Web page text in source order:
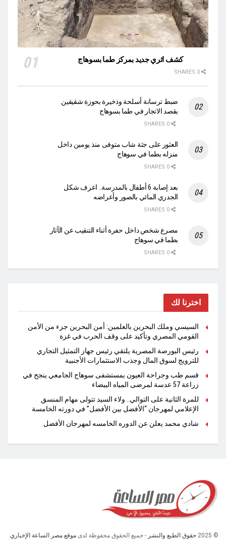
كشف اثري جديد بمركز طما بسوهاج
ضبط ترسانة أسلحة وذخيرة بحوزة شقيقين
بقصد الاتجار في طما بسوهاج
العثور على جثة شاب متوفى منذ يومين داخل
منزله بطما في سوهاج
بعد إصابة 6 أطفال بالمدرسة.. اعرف شكل
الجدري المائي بالصور وأعراضه
مصرع شخص داخل حفرة أثناء التنقيب عن الآثار
بطما في سوهاج
اخترنا لك
السيسي وملك البحرين بالعلمين: أمن البحرين جزء من الأمن
القومي المصري وتأكيد على وقف الحرب في غزة
رئيس البورصة المصرية يلتقي رئيس جهاز التمثيل التجاري
للترويج لسوق المال وجذب الاستثمارات الأجنبية
قسم طب وجراحة العيون بمستشفى سوهاج الجامعي ينجح في
زراعة 57 عدسة لمرضى المياه البيضاء
للمرة الثانية على التوالي.. ولاء السيد تتولى مهام المنسق
الإعلامي لمهرجان “الأفضل بين الأفضل” في دورته الخامسة
شادي محمد يعلن عن الدوره الخامسه لمهرجان الأفضل
© 2025 حقوق الطبع والنشر - جميع الحقوق محفوظة لدى موقع مصر الساعة الإخباري.